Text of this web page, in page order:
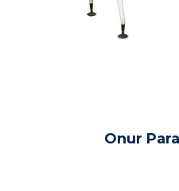
Onur